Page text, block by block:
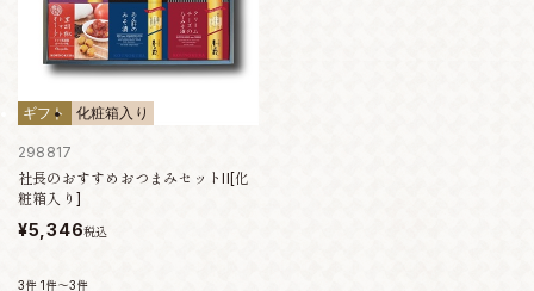
ギフト 化粧箱入り
298817
社長のおすすめおつまみセットII[化
粧箱入り]
¥5,346税込
3件 1件～3件